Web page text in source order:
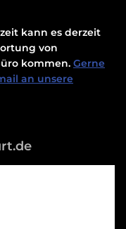
kann es derzeit
von
kommen. Gerne
an unsere